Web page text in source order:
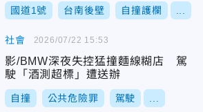
國道1號 台南後壁 自撞護欄
社會
影/BMW深夜失控猛撞麵線糊店 駕
駛「酒測超標」遭送辦
自撞 公共危險罪 駕駛
2026/07/22 15:53